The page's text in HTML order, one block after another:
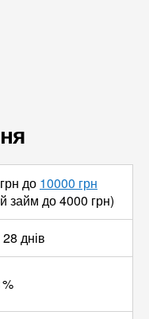
до 10000 грн
займ до 4000 грн)
днів